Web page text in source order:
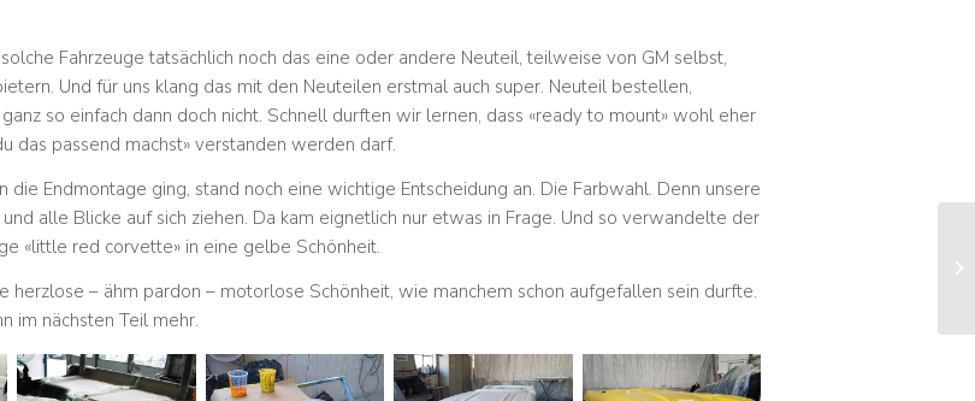
Fahrzeuge tatsächlich noch das eine oder andere Neuteil, teilweise von GM selbst,
Und für uns klang das mit den Neuteilen erstmal auch super. Neuteil bestellen,
so einfach dann doch nicht. Schnell durften wir lernen, dass «ready to mount» wohl eher
das passend machst» verstanden werden darf.
die Endmontage ging, stand noch eine wichtige Entscheidung an. Die Farbwahl. Denn unsere
alle Blicke auf sich ziehen. Da kam eignetlich nur etwas in Frage. Und so verwandelte der
«little red corvette» in eine gelbe Schönheit.
herzlose – ähm pardon – motorlose Schönheit, wie manchem schon aufgefallen sein durfte.
im nächsten Teil mehr.